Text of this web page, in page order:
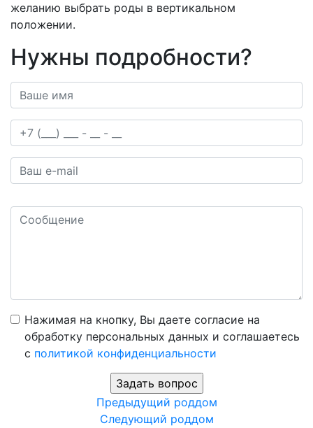
желанию выбрать роды в вертикальном
положении.
Нужны подробности?
Нажимая на кнопку, Вы даете согласие на
обработку персональных данных и соглашаетесь
c политикой конфиденциальности
Предыдущий роддом
Следующий роддом